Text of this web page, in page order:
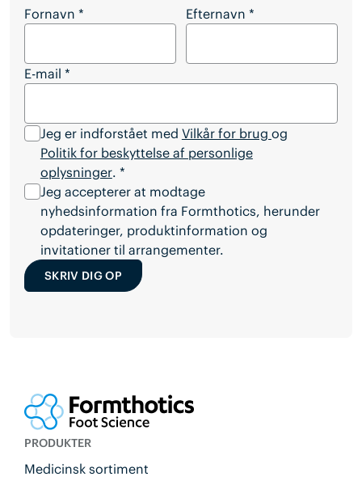
Hold kontakten med Formthotics
Fornavn * Efternavn *
E-mail *
Jeg er indforstået med Vilkår for brug og
Politik for beskyttelse af personlige
oplysninger. *
Jeg accepterer at modtage
nyhedsinformation fra Formthotics, herunder
opdateringer, produktinformation og
invitationer til arrangementer.
SKRIV DIG OP
PRODUKTER
Medicinsk sortiment